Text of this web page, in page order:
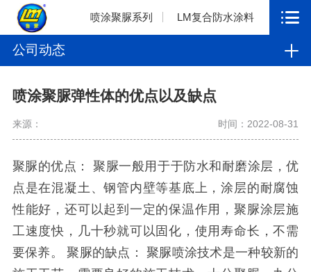
喷涂聚脲系列 LM复合防水涂料
公司动态
喷涂聚脲弹性体的优点以及缺点
来源： 时间：2022-08-31
聚脲的优点： 聚脲一般用于于防水和耐磨涂层，优
点是在混凝土、钢管内壁等基底上，涂层的耐腐蚀
性能好，还可以起到一定的保温作用，聚脲涂层施
工速度快，几十秒就可以固化，使用寿命长，不需
要保养。 聚脲的缺点： 聚脲喷涂技术是一种较新的